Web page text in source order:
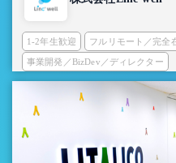
1-2年生歓迎 フルリモート／完全
事業開発／BizDev／ディレクター